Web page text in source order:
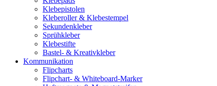
Klebepistolen
Kleberoller & Klebestempel
Sekundenkleber
Sprühkleber
Klebestifte
Bastel- & Kreativkleber
Kommunikation
Flipcharts
Flipchart- & Whiteboard-Marker